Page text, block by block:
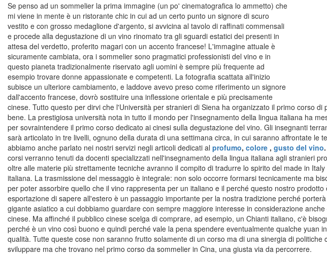
Se penso ad un sommelier la prima immagine (un po' cinematografica lo ammetto) che
mi viene in mente è un ristorante chic in cui ad un certo punto un signore di scuro
vestito e con grosso medaglione d'argento, si avvicina al tavolo di raffinati commensali
e procede alla degustazione di un vino rinomato tra gli sguardi estatici dei presenti in
attesa del verdetto, proferito magari con un accento francese! L'immagine attuale è
sicuramente cambiata, ora i sommelier sono pragmatici professionisti del vino e in
questo pianeta tradizionalmente riservato agli uomini è sempre più frequente ad
esempio trovare donne appassionate e competenti. La fotografia scattata all'inizio
subisce un ulteriore cambiamento, e laddove avevo preso come riferimento un signore
dall'accento francese, dovrò sostituire una inflessione orientale e più precisamente
cinese. Tutto questo per dirvi che l'Università per stranieri di Siena ha organizzato il primo corso di
bene. La prestigiosa università nota in tutto il mondo per l'insegnamento della lingua italiana ha
per sovraintendere il primo corso dedicato ai cinesi sulla degustazione del vino. Gli insegnanti
sarà articolato in tre livelli, ognuno della durata di una settimana circa, in cui saranno affrontate le
abbiamo anche parlato nei nostri servizi negli articoli dedicati al profumo, colore , gusto del vino.
corsi verranno tenuti da docenti specializzati nell'insegnamento della lingua italiana agli stranieri
oltre alle materie più strettamente tecniche avranno il compito di tradurre lo spirito del made in
italiana. La trasmissione del messaggio è integrale: non solo occorre formarsi tecnicamente ma
per poter assorbire quello che il vino rappresenta per un italiano e il perché questo nostro
esportazione di sapere all'estero è un passaggio importante per la nostra tradizione perché
gigante asiatico a cui dobbiamo guardare con sempre maggiore interesse in considerazione
cinese. Ma affinché il pubblico cinese scelga di comprare, ad esempio, un Chianti italiano, c'è
perché è un vino così buono e quindi perché vale la pena spendere eventualmente qualche yuan
qualità. Tutte queste cose non saranno frutto solamente di un corso ma di una sinergia di politiche
sviluppare ma che trovano nel primo corso da sommelier in Cina, una giusta via da percorrere.